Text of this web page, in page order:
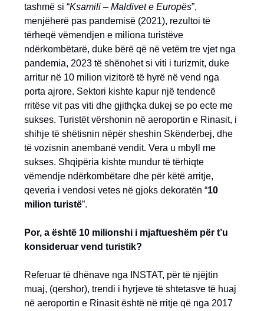
tashmë si “Ksamili – Maldivet e Europës”,
menjëherë pas pandemisë (2021), rezultoi të
tërheqë vëmendjen e miliona turistëve
ndërkombëtarë, duke bërë që në vetëm tre vjet nga
pandemia, 2023 të shënohet si viti i turizmit, duke
arritur në 10 milion vizitorë të hyrë në vend nga
porta ajrore. Sektori kishte kapur një tendencë
rritëse vit pas viti dhe gjithçka dukej se po ecte me
sukses. Turistët vërshonin në aeroportin e Rinasit, i
shihje të shëtisnin nëpër sheshin Skënderbej, dhe
të vozisnin anembanë vendit. Vera u mbyll me
sukses. Shqipëria kishte mundur të tërhiqte
vëmendje ndërkombëtare dhe për këtë arritje,
qeveria i vendosi vetes në gjoks dekoratën “10
milion turistë”.
Por, a është 10 milionshi i mjaftueshëm për t’u
konsideruar vend turistik?
Referuar të dhënave nga INSTAT, për të njëjtin
muaj, (qershor), trendi i hyrjeve të shtetasve të huaj
në aeroportin e Rinasit është në rritje që nga 2017